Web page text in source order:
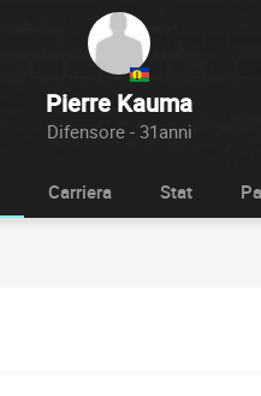
Pierre Kauma
Difensore - 31anni
Carriera Stat